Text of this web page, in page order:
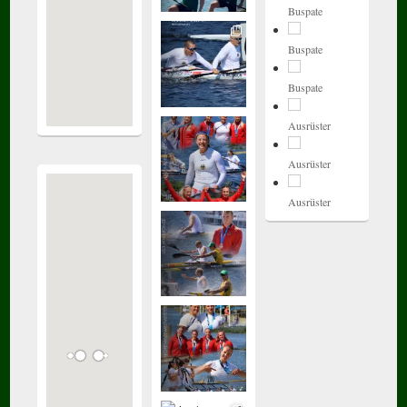
Buspate
Buspate
Buspate
Ausrüster
Ausrüster
Ausrüster